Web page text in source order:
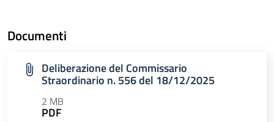
Documenti
Deliberazione del Commissario
Straordinario n. 556 del 18/12/2025
2 MB
PDF